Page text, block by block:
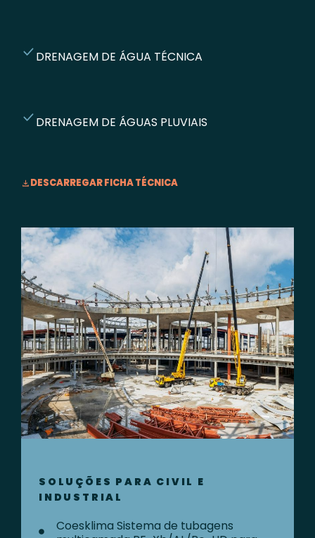
DRENAGEM DE ÁGUA TÉCNICA
DRENAGEM DE ÁGUAS PLUVIAIS
DESCARREGAR FICHA TÉCNICA
SOLUÇÕES PARA CIVIL E
INDUSTRIAL
Coesklima Sistema de tubagens